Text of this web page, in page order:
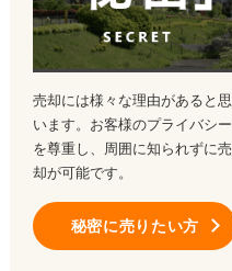
売却には様々な理由があると思
います。お客様のプライバシー
を尊重し、周囲に知られずに売
却が可能です。
秘密に売りたい方